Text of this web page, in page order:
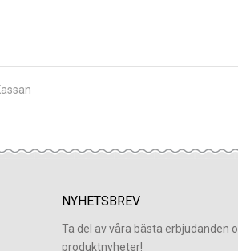
NYHETSBREV
Ta del av våra bästa erbjudanden
produktnyheter!